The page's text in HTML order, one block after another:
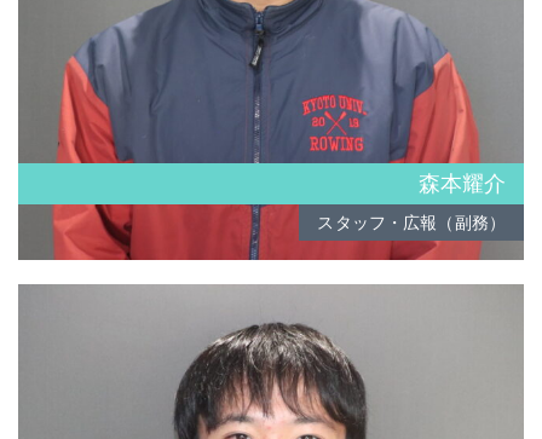
森本耀介
スタッフ・広報（副務）